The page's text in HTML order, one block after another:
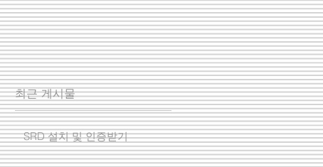
최근 게시물
SRD 설치 및 인증받기